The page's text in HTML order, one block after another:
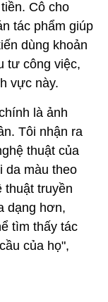
Cô cho
tác phẩm giúp
dùng khoản
tư công việc,
vực này.
là ảnh
Tôi nhận ra
thuật của
da màu theo
thuật truyền
dạng hơn,
tìm thấy tác
của họ",